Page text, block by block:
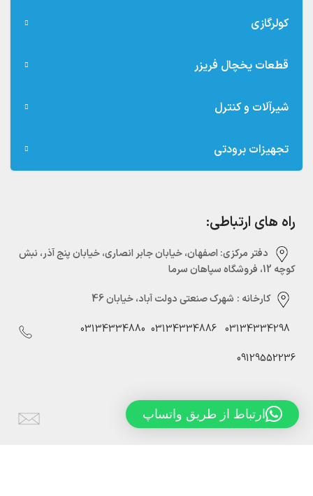
کولرگازی
قطعات یخچال فریزر
شیرآلات و کنترل
تجهیزات برودتی
راه های ارتباطی:
دفتر مرکزی:‌ اصفهان، خیابان جابر انصاری، خیابان پنج آذر، نبش
کوچه 12، فروشگاه سپاهان سرما
کارخانه : شهرک صنعتی دولت آباد، خیابان 46
03134334298
03134334886
03134334880
09129552236
Info@sepahansarmaco.ir
ارتباط از طریق واتساپ